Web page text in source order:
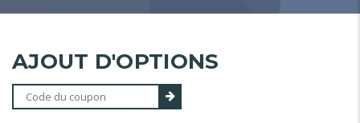
AJOUT D'OPTIONS